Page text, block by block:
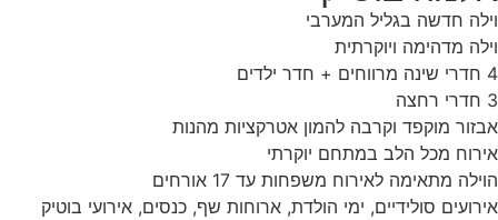
וילה חדשה בגליל המערבי
וילה מדהימה ויוקרתית
4 חדרי שינה מרווחים + חדר ילדים
3 חדרי רחצה
אבזור מוקפד וקרבה להמון אטרקציות מהנות
אירוח מכל הלב במתחם יוקרתי
הוילה מתאימה לאירוח משפחות עד 17 אורחים
אירועים סולידיים, ימי הולדת, ארוחות שף, כנסים, אירועי בוטיק